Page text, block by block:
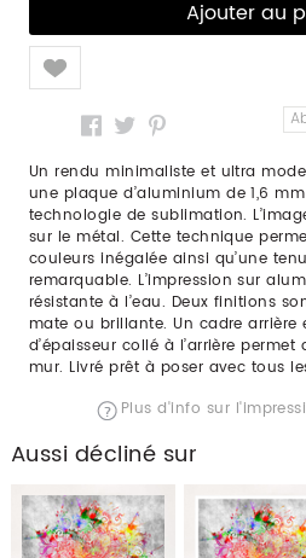
Like
Un rendu minimaliste et ultra
une plaque d’aluminium de 1,6
technologie de sublimation.
sur le métal. Cette technique
couleurs inégalée ainsi qu’une
remarquable. L’impression sur
résistante à l’eau. Deux finitions
mate ou brillante. Un cadre arrière
d’épaisseur collé à l’arrière
mur. Livré prêt à poser avec tous
Plus d'info sur
Aussi décliné sur